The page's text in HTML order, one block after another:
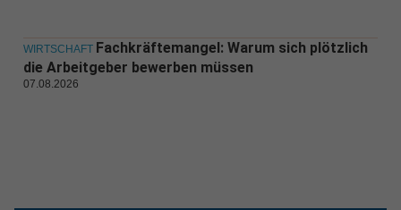
WIRTSCHAFT Fachkräftemangel: Warum sich plötzlich
die Arbeitgeber bewerben müssen
07.08.2026